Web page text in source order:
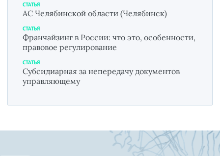
СТАТЬЯ
АС Челябинской области (Челябинск)
СТАТЬЯ
Франчайзинг в России: что это, особенности,
правовое регулирование
СТАТЬЯ
Субсидиарная за непередачу документов
управляющему